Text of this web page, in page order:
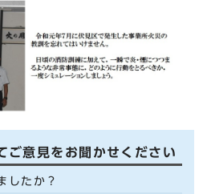
ご意見をお聞かせください
したか？